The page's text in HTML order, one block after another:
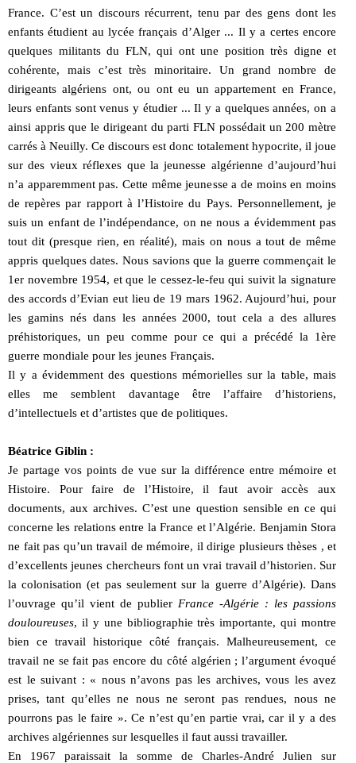
France. C’est un discours récurrent, tenu par des gens dont les
enfants étudient au lycée français d’Alger ... Il y a certes encore
quelques militants du FLN, qui ont une position très digne et
cohérente, mais c’est très minoritaire. Un grand nombre de
dirigeants algériens ont, ou ont eu un appartement en France,
leurs enfants sont venus y étudier ... Il y a quelques années, on a
ainsi appris que le dirigeant du parti FLN possédait un 200 mètre
carrés à Neuilly. Ce discours est donc totalement hypocrite, il joue
sur des vieux réflexes que la jeunesse algérienne d’aujourd’hui
n’a apparemment pas. Cette même jeunesse a de moins en moins
de repères par rapport à l’Histoire du Pays. Personnellement, je
suis un enfant de l’indépendance, on ne nous a évidemment pas
tout dit (presque rien, en réalité), mais on nous a tout de même
appris quelques dates. Nous savions que la guerre commençait le
1er novembre 1954, et que le cessez-le-feu qui suivit la signature
des accords d’Evian eut lieu de 19 mars 1962. Aujourd’hui, pour
les gamins nés dans les années 2000, tout cela a des allures
préhistoriques, un peu comme pour ce qui a précédé la 1ère
guerre mondiale pour les jeunes Français.
Il y a évidemment des questions mémorielles sur la table, mais
elles me semblent davantage être l’affaire d’historiens,
d’intellectuels et d’artistes que de politiques.
Béatrice Giblin :
Je partage vos points de vue sur la différence entre mémoire et
Histoire. Pour faire de l’Histoire, il faut avoir accès aux
documents, aux archives. C’est une question sensible en ce qui
concerne les relations entre la France et l’Algérie. Benjamin Stora
ne fait pas qu’un travail de mémoire, il dirige plusieurs thèses , et
d’excellents jeunes chercheurs font un vrai travail d’historien. Sur
la colonisation (et pas seulement sur la guerre d’Algérie). Dans
l’ouvrage qu’il vient de publier France -Algérie : les passions
douloureuses, il y une bibliographie très importante, qui montre
bien ce travail historique côté français. Malheureusement, ce
travail ne se fait pas encore du côté algérien ; l’argument évoqué
est le suivant : « nous n’avons pas les archives, vous les avez
prises, tant qu’elles ne nous ne seront pas rendues, nous ne
pourrons pas le faire ». Ce n’est qu’en partie vrai, car il y a des
archives algériennes sur lesquelles il faut aussi travailler.
En 1967 paraissait la somme de Charles-André Julien sur